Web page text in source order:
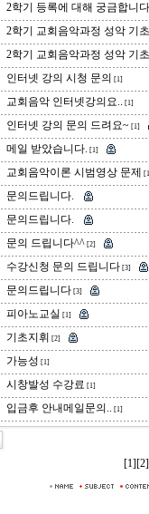
2학기 등록에 대해 궁금합니다
2학기 교회음악과정 성악 기
2학기 교회음악과정 성악 기
인터넷 강의 시청 문의 [1]
교회음악 인터넷강의요.. [1]
인터넷 강의 문의 드려요~ [1]
메일 받았습니다. [1]
교회음악이론 시범영상 문제
문의드립니다.
문의드립니다.
문의 드립니다^^[2]
수강신청 문의 드립니다[3]
문의드립니다[3]
피아노교실 [1]
기초지휘 [2]
가능성 [1]
시창발성 수강료 [1]
입금후 안내메일문의.. [1]
[1][2]